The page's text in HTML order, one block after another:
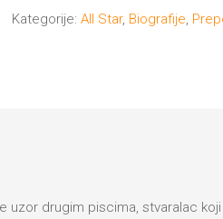
Kategorije:All Star, Biografije,
uzor drugim piscima, stvaralac